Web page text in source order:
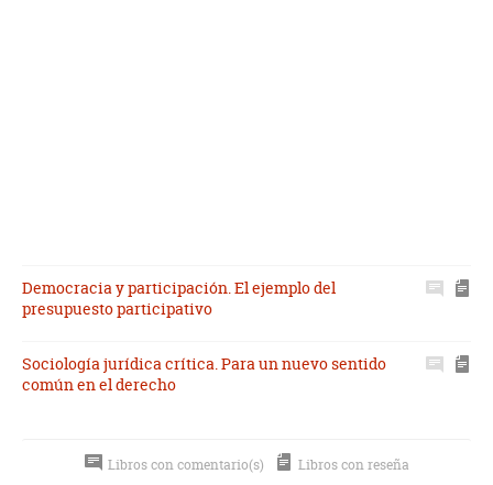
Democracia y participación. El ejemplo del
presupuesto participativo
Sociología jurídica crítica. Para un nuevo sentido
común en el derecho
Libros con comentario(s) Libros con reseña